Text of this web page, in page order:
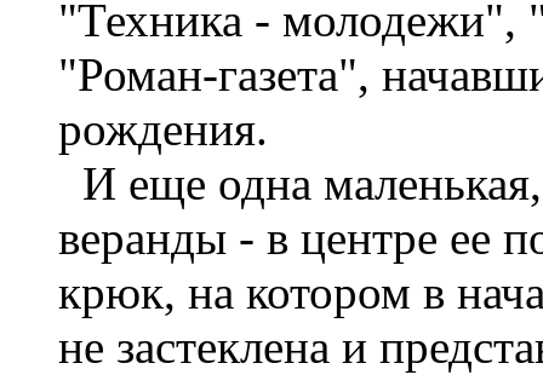
"Техника -
"Роман-газета",
рождения.
И еще одна
веранды - в центре ее
крюк, на котором в
не застеклена и